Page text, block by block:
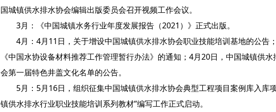
国城镇供水排水协会编辑出版委员会召开视频工作会议。
3月：《中国城镇水务行业年度发展报告（2021）》正式出版。
4月：4月11日，关于增设中国城镇供水排水协会职业技能培训基地的公告
《中国水协设备材料推荐工作管理暂行办法》的通知；4月20日，中国城镇供
会第一届特色井盖文化名单的公告。
5月：5月16日，组织征集中国城镇供水排水协会典型工程项目案例库入库
镇供水排水行业职业技能培训系列教材”编写工作正式启动。